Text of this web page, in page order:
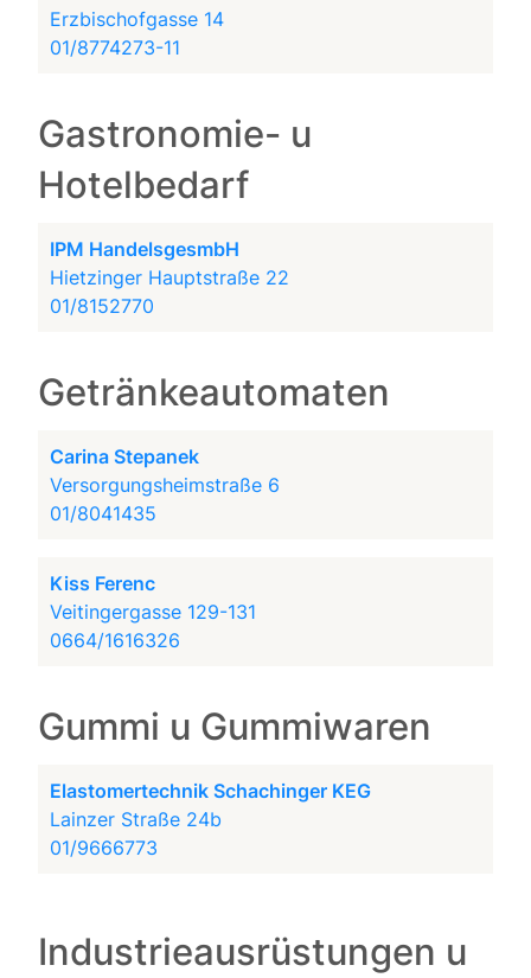
Erzbischofgasse 14
01/8774273-11
Gastronomie- u
Hotelbedarf
IPM HandelsgesmbH
Hietzinger Hauptstraße 22
01/8152770
Getränkeautomaten
Carina Stepanek
Versorgungsheimstraße 6
01/8041435
Kiss Ferenc
Veitingergasse 129-131
0664/1616326
Gummi u Gummiwaren
Elastomertechnik Schachinger KEG
Lainzer Straße 24b
01/9666773
Industrieausrüstungen u